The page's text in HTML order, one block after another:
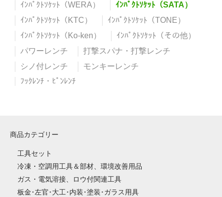
ｲﾝﾊﾟｸﾄｿｹｯﾄ（WERA）
ｲﾝﾊﾟｸﾄｿｹｯﾄ（SATA）
ｲﾝﾊﾟｸﾄｿｹｯﾄ（KTC）
ｲﾝﾊﾟｸﾄｿｹｯﾄ（TONE）
ｲﾝﾊﾟｸﾄｿｹｯﾄ（Ko-ken）
ｲﾝﾊﾟｸﾄｿｹｯﾄ（その他）
パワーレンチ
打撃スパナ・打撃レンチ
シノ付レンチ
モンキーレンチ
ﾌｯｸﾚﾝﾁ・ﾋﾟﾝﾚﾝﾁ
商品カテゴリー
工具セット
冷凍・空調用工具＆部材、環境改善用品
ガス・電気溶接、ロウ付関連工具
板金･左官･大工･内装･塗装･ガラス用具